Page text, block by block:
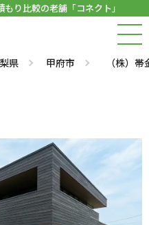
り比較の老舗「コネクト」
県 甲府市 （株）